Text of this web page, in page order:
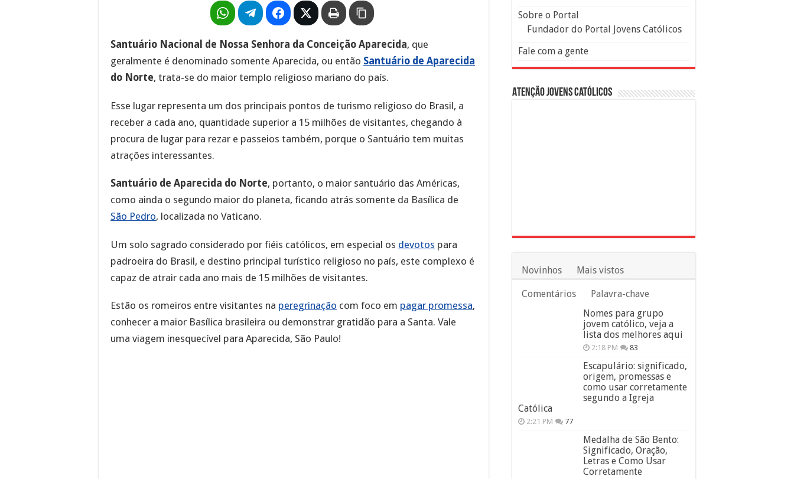
Santuário Nacional de Nossa Senhora da Conceição Aparecida, que
geralmente é denominado somente Aparecida, ou então Santuário de Aparecida
do Norte, trata-se do maior templo religioso mariano do país.
Esse lugar representa um dos principais pontos de turismo religioso do Brasil, a
receber a cada ano, quantidade superior a 15 milhões de visitantes, chegando à
procura de lugar para rezar e passeios também, porque o Santuário tem muitas
atrações interessantes.
Santuário de Aparecida do Norte, portanto, o maior santuário das Américas,
como ainda o segundo maior do planeta, ficando atrás somente da Basílica de
São Pedro, localizada no Vaticano.
Um solo sagrado considerado por fiéis católicos, em especial os devotos para
padroeira do Brasil, e destino principal turístico religioso no país, este complexo é
capaz de atrair cada ano mais de 15 milhões de visitantes.
Estão os romeiros entre visitantes na peregrinação com foco em pagar promessa,
conhecer a maior Basílica brasileira ou demonstrar gratidão para a Santa. Vale
uma viagem inesquecível para Aparecida, São Paulo!
Sobre o Portal
Fundador do Portal Jovens Católicos
Fale com a gente
Atenção Jovens Católicos
Novinhos Mais vistos
Comentários
Palavra-chave
Nomes para grupo
jovem católico, veja a
lista dos melhores aqui
2:18 PM 83
Escapulário: significado,
origem, promessas e
como usar corretamente
segundo a Igreja
Católica
2:21 PM 77
Medalha de São Bento:
Significado, Oração,
Letras e Como Usar
Corretamente